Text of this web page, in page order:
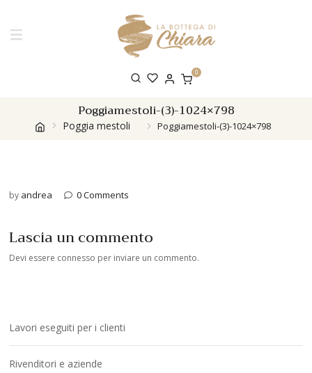
0
Poggiamestoli-(3)-1024×798
Poggia mestoli Poggiamestoli-(3)-1024×798
by andrea 0 Comments
Lascia un commento
Devi essere connesso per inviare un commento.
Lavori eseguiti per i clienti
Rivenditori e aziende